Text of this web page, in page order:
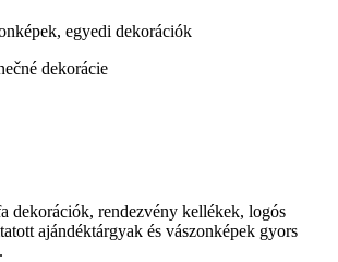
egyedi dekorációk
dekorácie
dekorációk, rendezvény kellékek, logós
ajándéktárgyak és vászonképek gyors